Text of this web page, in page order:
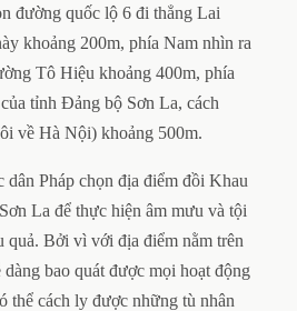
đường quốc lộ 6 đi thẳng Lai
khoảng 200m, phía Nam nhìn ra
Tô Hiệu khoảng 400m, phía
tỉnh Đảng bộ Sơn La, cách
về Hà Nội) khoảng 500m.
Pháp chọn địa điểm đồi Khau
La để thực hiện âm mưu và tội
quả. Bởi vì với địa điểm nằm trên
bao quát được mọi hoạt động
thể cách ly được những tù nhân